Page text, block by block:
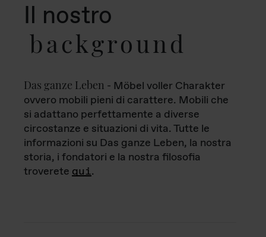
Il nostro
background
Das ganze Leben - Möbel voller Charakter
ovvero mobili pieni di carattere. Mobili che
si adattano perfettamente a diverse
circostanze e situazioni di vita. Tutte le
informazioni su Das ganze Leben, la nostra
storia, i fondatori e la nostra filosofia
troverete qui.